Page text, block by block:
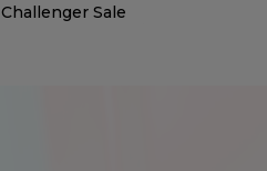
Challenger Sale